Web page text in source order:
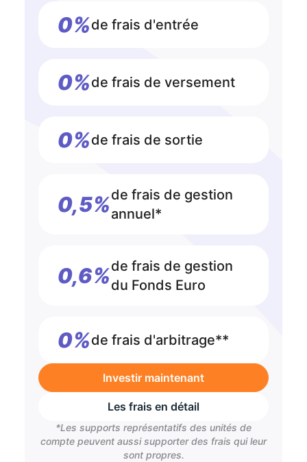
0%de frais d'entrée
0%de frais de versement
0%de frais de sortie
0,5%de frais de gestion
annuel*
0,6%de frais de gestion
du Fonds Euro
0%de frais d'arbitrage**
Investir maintenant
Les frais en détail
*Les supports représentatifs des unités de
compte peuvent aussi supporter des frais qui leur
sont propres.